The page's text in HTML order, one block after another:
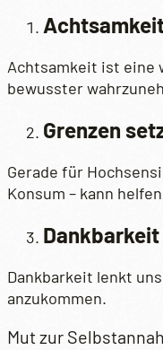
Achtsamkeit ist eine
bewusster
Grenzen
Gerade für
Konsum – kann
Dankbarkeit
Dankbarkeit lenkt
anzukommen.
Mut zur